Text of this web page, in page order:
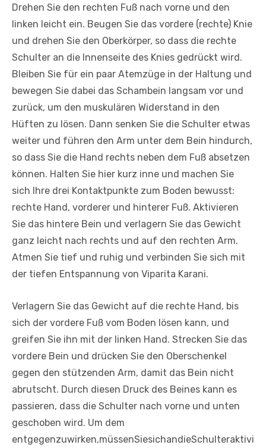
Drehen Sie den rechten Fuß nach vorne und den
linken leicht ein. Beugen Sie das vordere (rechte) Knie
und drehen Sie den Oberkörper, so dass die rechte
Schulter an die Innenseite des Knies gedrückt wird.
Bleiben Sie für ein paar Atemzüge in der Haltung und
bewegen Sie dabei das Schambein langsam vor und
zurück, um den muskulären Widerstand in den
Hüften zu lösen. Dann senken Sie die Schulter etwas
weiter und führen den Arm unter dem Bein hindurch,
so dass Sie die Hand rechts neben dem Fuß absetzen
können. Halten Sie hier kurz inne und machen Sie
sich Ihre drei Kontaktpunkte zum Boden bewusst:
rechte Hand, vorderer und hinterer Fuß. Aktivieren
Sie das hintere Bein und verlagern Sie das Gewicht
ganz leicht nach rechts und auf den rechten Arm.
Atmen Sie tief und ruhig und verbinden Sie sich mit
der tiefen Entspannung von Viparita Karani.
Verlagern Sie das Gewicht auf die rechte Hand, bis
sich der vordere Fuß vom Boden lösen kann, und
greifen Sie ihn mit der linken Hand. Strecken Sie das
vordere Bein und drücken Sie den Oberschenkel
gegen den stützenden Arm, damit das Bein nicht
abrutscht. Durch diesen Druck des Beines kann es
passieren, dass die Schulter nach vorne und unten
geschoben wird. Um dem
entgegenzuwirken,müssenSiesichandieSchulteraktivi